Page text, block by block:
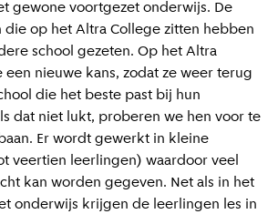
gewone voortgezet onderwijs. De
die op het Altra College zitten hebben
school gezeten. Op het Altra
nieuwe kans, zodat ze weer terug
die het beste past bij hun
dat niet lukt, proberen we hen voor te
Er wordt gewerkt in kleine
veertien leerlingen) waardoor veel
kan worden gegeven. Net als in het
onderwijs krijgen de leerlingen les in